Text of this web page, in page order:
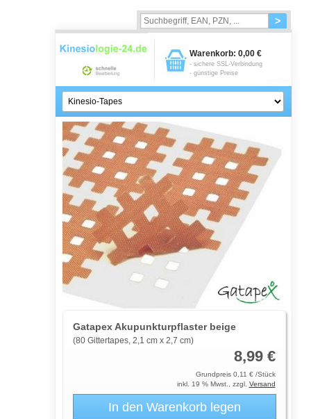
>
Warenkorb: 0,00 €
- sichere SSL-Verbindung
- günstige Preise
Gatapex Akupunkturpflaster beige
(80 Gittertapes, 2,1 cm x 2,7 cm)
8,99 €
Grundpreis 0,11 € /Stück
inkl. 19 % Mwst., zzgl. Versand
In den Warenkorb legen